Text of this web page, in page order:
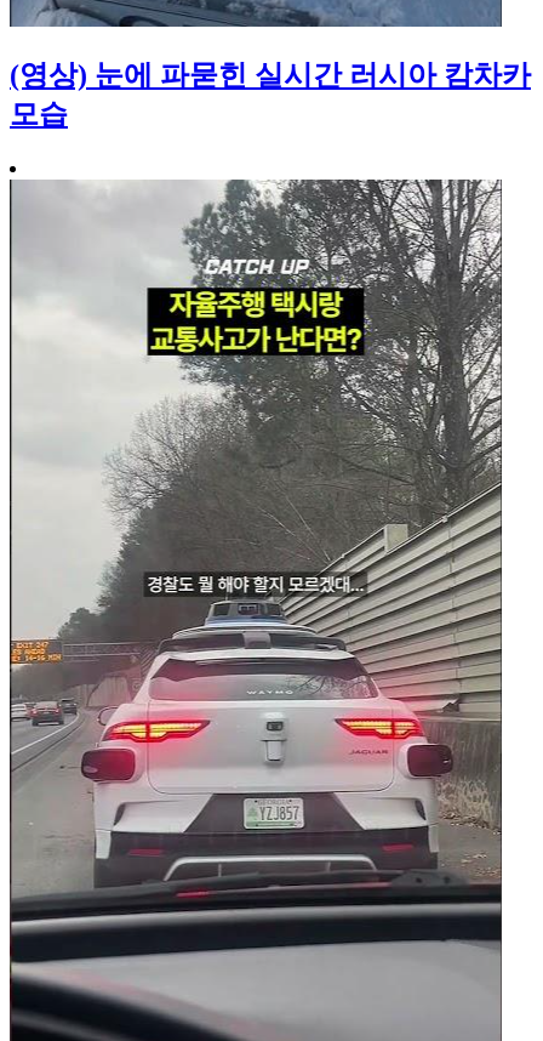
(영상) 눈에 파묻힌 실시간 러시아 캄차카
모습